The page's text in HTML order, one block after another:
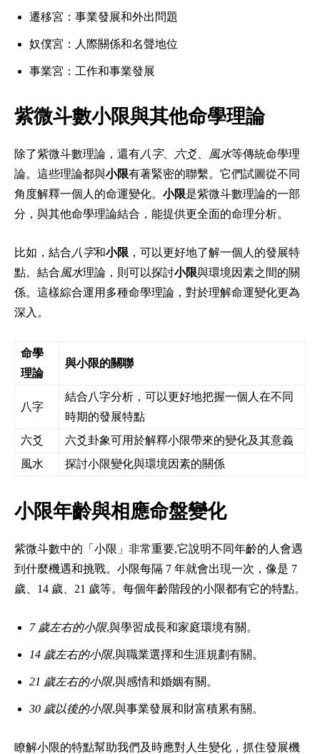
遷移宮：事業發展和外出問題
奴僕宮：人際關係和名聲地位
事業宮：工作和事業發展
紫微斗數小限與其他命學理論
除了紫微斗數理論，還有八字、 六爻 風水等傳統命學理
論。這些理論都與小限有著緊密的聯繫。它們試圖從不同
角度解釋一個人的命運變化。 小限是紫微斗數理論的一部
分，與其他命學理論結合，能提供更全面的命理分析。
比如，結合 八字和小限 ，可以更好地了解一個人的發展特
點。結合風水理論，則可以探討小限與環境因素之間的關
係。這樣綜合運用多種命學理論，對於理解命運變化更為
深入。
命學
理論
與小限的關聯
八字
結合八字分析，可以更好地把握一個人在不同
時期的發展特點
六爻
六爻卦象可用於解釋小限帶來的變化及其意義
風水
探討小限變化與環境因素的關係
小限年齡與相應命盤變化
紫微斗數中的「小限」非常重要,它說明不同年齡的人會遇
到什麼機遇和挑戰。小限每隔 7 年就會出現一次，像是 7
歲、14 歲、21 歲等。每個年齡階段的小限都有它的特點。
7 歲左右的小限,與學習成長和家庭環境有關。
14 歲左右的小限,與職業選擇和生涯規劃有關。
21 歲左右的小限,與感情和婚姻有關。
30 歲以後的小限,與事業發展和財富積累有關。
瞭解小限的特點幫助我們及時應對人生變化，抓住發展機